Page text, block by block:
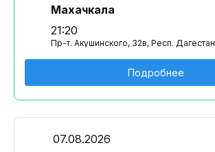
Махачкала
21:20
Пр-т. Акушинского, 32в, Респ. Дагестан
Подробнее
07.08.2026